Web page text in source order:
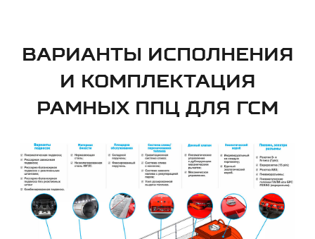
ВАРИАНТЫ ИСПОЛНЕНИЯ
И КОМПЛЕКТАЦИЯ
РАМНЫХ ППЦ ДЛЯ ГСМ